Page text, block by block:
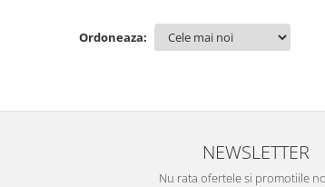
Ordoneaza:
NEWSLETTER
Nu rata ofertele si promotiile